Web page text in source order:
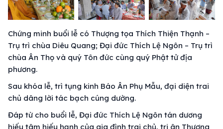
Chứng minh buổi lễ có Thượng tọa Thích Thiện Thạnh –
Trụ trì chùa Diêu Quang; Đại đức Thích Lệ Ngôn – Trụ trì
chùa Ân Thọ và quý Tôn đức cùng quý Phật tử địa
phương.
Sau khóa lễ, trì tụng kinh Báo Ân Phụ Mẫu, đại diện trai
chủ dâng lời tác bạch cúng dường.
Đáp từ cho buổi lễ, Đại đức Thích Lệ Ngôn tán dương
hiếu tâm hiếu hạnh của gia đình trai chủ, tri ân Thượng